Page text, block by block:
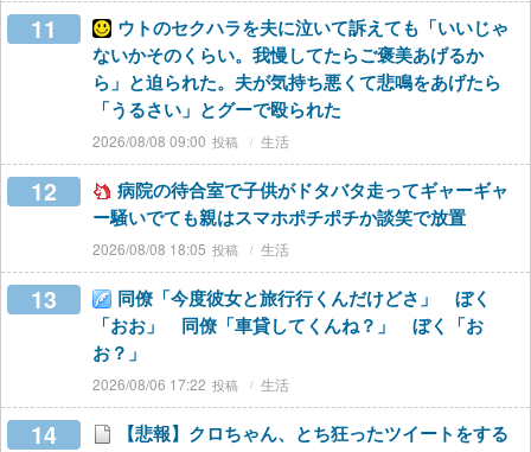
11
ウトのセクハラを夫に泣いて訴えても「いいじゃ
ないかそのくらい。我慢してたらご褒美あげるか
ら」と迫られた。夫が気持ち悪くて悲鳴をあげたら
「うるさい」とグーで殴られた
2026/08/08 09:00 生活
12
病院の待合室で子供がドタバタ走ってギャーギャ
ー騒いでても親はスマホポチポチか談笑で放置
2026/08/08 18:05 生活
13
同僚「今度彼女と旅行行くんだけどさ」 ぼく
「おお」 同僚「車貸してくんね？」 ぼく「お
お？」
2026/08/06 17:22 生活
14 【悲報】クロちゃん、とち狂ったツイートをする